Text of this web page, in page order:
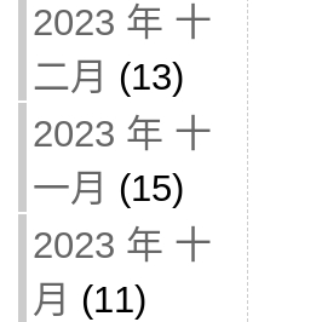
2023 年 十
二月 (13)
2023 年 十
一月 (15)
2023 年 十
月 (11)